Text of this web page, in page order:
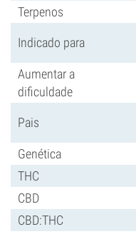
Terpenos
Indicado para
Aumentar a
dificuldade
Pais
Genética
THC
CBD
CBD:THC